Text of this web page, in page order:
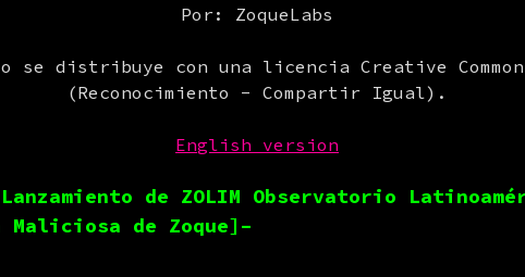
Por: ZoqueLabs
se distribuye con una licencia Creative Commons
(Reconocimiento - Compartir Igual).
English version
de ZOLIM Observatorio
de Zoque]–